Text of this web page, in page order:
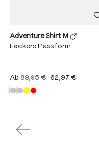
Adventure Shirt M
Lockere Passform
Ab 89,95 € 62,97 €